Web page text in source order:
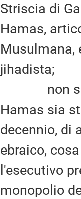
Striscia di
Hamas,
Musulmana,
jihadista;
non si
Hamas sia
decennio, di
ebraico,
l'esecutivo
monopolio